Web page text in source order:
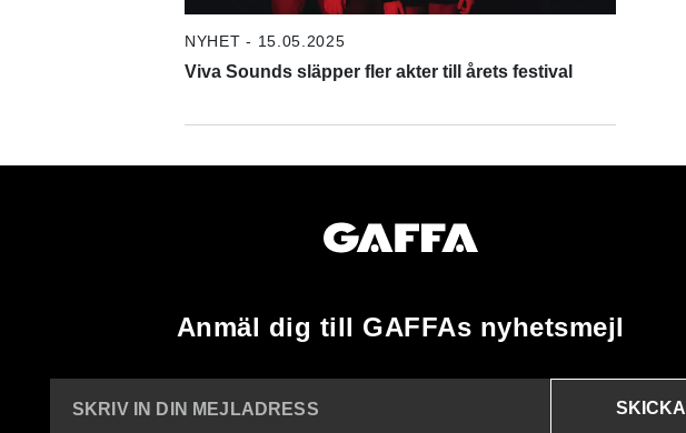
NYHET - 15.05.2025
Viva Sounds släpper fler akter till årets festival
Anmäl dig till GAFFAs nyhetsmejl
SKRIV IN DIN MEJLADRESS
SKICKA